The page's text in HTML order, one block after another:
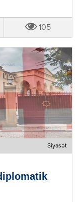
105
Siyasət